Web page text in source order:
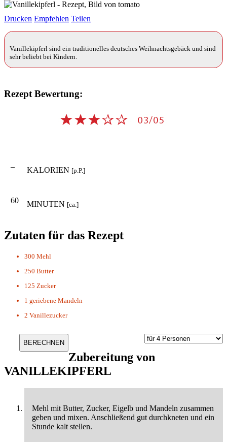
Drucken Empfehlen Teilen
Vanillekipferl sind ein traditionelles deutsches Weihnachtsgebäck und sind
sehr beliebt bei Kindern.
Rezept Bewertung:
– KALORIEN [p.P.]
60 MINUTEN [ca.]
Zutaten für das Rezept
300 Mehl
250 Butter
125 Zucker
1 geriebene Mandeln
2 Vanillezucker
Zubereitung von
VANILLEKIPFERL
Mehl mit Butter, Zucker, Eigelb und Mandeln zusammen
geben und mixen. Anschließend gut durchkneten und ein
Stunde kalt stellen.